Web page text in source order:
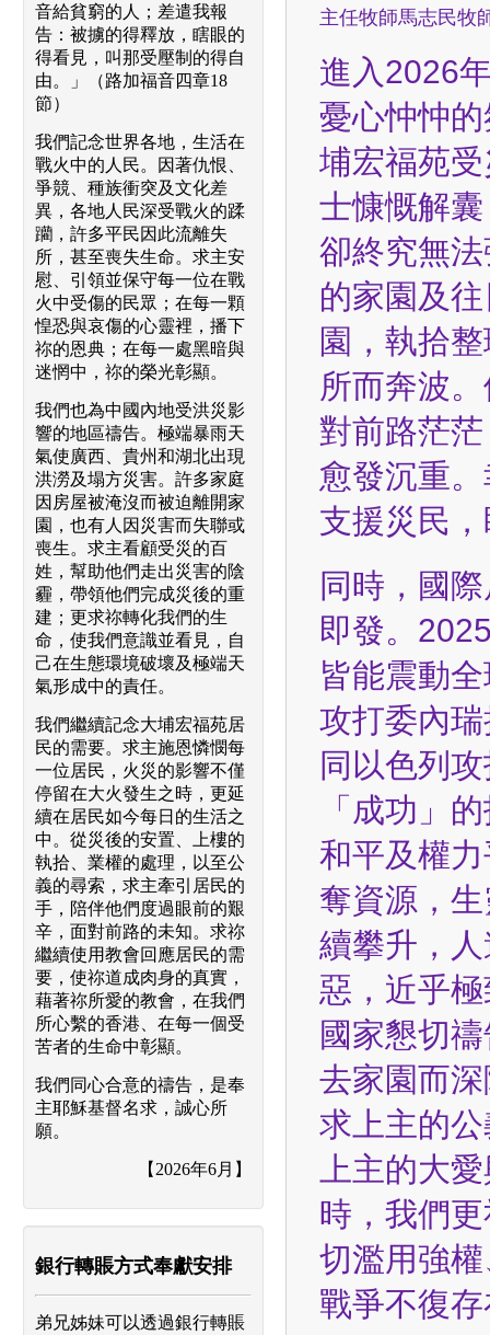
音給貧窮的人；差遣我報
告：被擄的得釋放，瞎眼的
得看見，叫那受壓制的得自
由。」（路加福音四章18
節）
我們記念世界各地，生活在
戰火中的人民。因著仇恨、
爭競、種族衝突及文化差
異，各地人民深受戰火的蹂
躪，許多平民因此流離失
所，甚至喪失生命。求主安
慰、引領並保守每一位在戰
火中受傷的民眾；在每一顆
惶恐與哀傷的心靈裡，播下
祢的恩典；在每一處黑暗與
迷惘中，祢的榮光彰顯。
我們也為中國內地受洪災影
響的地區禱告。極端暴雨天
氣使廣西、貴州和湖北出現
洪澇及塌方災害。許多家庭
因房屋被淹沒而被迫離開家
園，也有人因災害而失聯或
喪生。求主看顧受災的百
姓，幫助他們走出災害的陰
霾，帶領他們完成災後的重
建；更求祢轉化我們的生
命，使我們意識並看見，自
己在生態環境破壞及極端天
氣形成中的責任。
我們繼續記念大埔宏福苑居
民的需要。求主施恩憐憫每
一位居民，火災的影響不僅
停留在大火發生之時，更延
續在居民如今每日的生活之
中。從災後的安置、上樓的
執拾、業權的處理，以至公
義的尋索，求主牽引居民的
手，陪伴他們度過眼前的艱
辛，面對前路的未知。求祢
繼續使用教會回應居民的需
要，使祢道成肉身的真實，
藉著祢所愛的教會，在我們
所心繫的香港、在每一個受
苦者的生命中彰顯。
我們同心合意的禱告，是奉
主耶穌基督名求，誠心所
願。
【2026年6月】
銀行轉賬方式奉獻安排
弟兄姊妹可以透過銀行轉賬
主任牧師馬志民牧
進入2026
憂心忡忡
埔宏福苑
士慷慨解
卻終究無
的家園及
園，執拾
所而奔波
對前路茫
愈發沉重
支援災民
同時，國
即發。
皆能震動
攻打委內
同以色列
「成功」
和平及權
奪資源，
續攀升，
惡，近乎
國家懇切
去家園而
求上主的
上主的大
時，我們
切濫用強
戰爭不復